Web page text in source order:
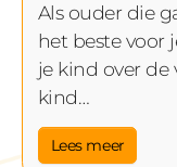
Als ouder die
het beste voor
je kind over de
kind…
Lees meer